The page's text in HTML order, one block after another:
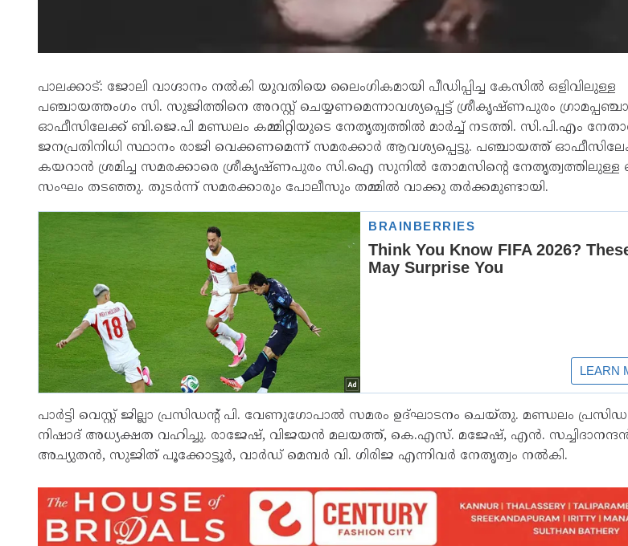
പാലക്കാട്: ജോലി വാഗ്ദാനം നല്‍കി യുവതിയെ ലൈംഗികമായി പീഡിപ്പിച്ച കേസില്‍ ഒളിവിലുള്ള
പഞ്ചായത്തംഗം സി. സുജിത്തിനെ അറസ്റ്റ് ചെയ്യണമെന്നാവശ്യപ്പെട്ട് ശ്രീകൃഷ്ണപുരം
ഓഫീസിലേക്ക് ബി.ജെ.പി മണ്ഡലം കമ്മിറ്റിയുടെ നേതൃത്വത്തില്‍ മാര്‍ച്ച് നടത്തി. സി.പി.എം
ജനപ്രതിനിധി സ്ഥാനം രാജി വെക്കണമെന്ന് സമരക്കാര്‍ ആവശ്യപ്പെട്ടു. പഞ്ചായത്ത്
കയറാന്‍ ശ്രമിച്ച സമരക്കാരെ ശ്രീകൃഷ്ണപുരം സി.ഐ സുനില്‍ തോമസിന്റെ
സംഘം തടഞ്ഞു. തുടര്‍ന്ന് സമരക്കാരും പോലീസും തമ്മില്‍ വാക്കു തര്‍ക്കമുണ്ടായി.
പാര്‍ട്ടി വെസ്റ്റ് ജില്ലാ പ്രസിഡന്റ് പി. വേണുഗോപാല്‍ സമരം ഉദ്ഘാടനം ചെയ്തു. മണ്ഡലം
നിഷാദ് അധ്യക്ഷത വഹിച്ചു. രാജേഷ്, വിജയന്‍ മലയത്ത്, കെ.എസ്. മജേഷ്, എന്‍.
അച്യുതന്‍, സുജിത് പൂക്കോട്ടൂര്‍, വാര്‍ഡ് മെമ്പര്‍ വി. ഗിരിജ എന്നിവര്‍ നേതൃത്വം നല്‍കി.